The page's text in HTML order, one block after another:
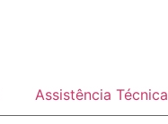
Assistência Técnica